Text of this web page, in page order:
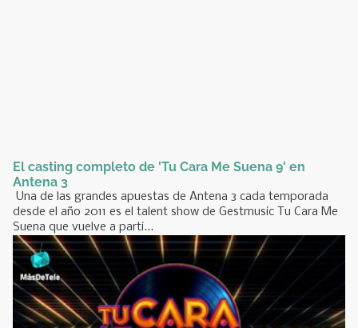
El casting completo de 'Tu Cara Me Suena 9' en
Antena 3
Una de las grandes apuestas de Antena 3 cada temporada
desde el año 2011 es el talent show de Gestmusic Tu Cara Me
Suena que vuelve a parti...